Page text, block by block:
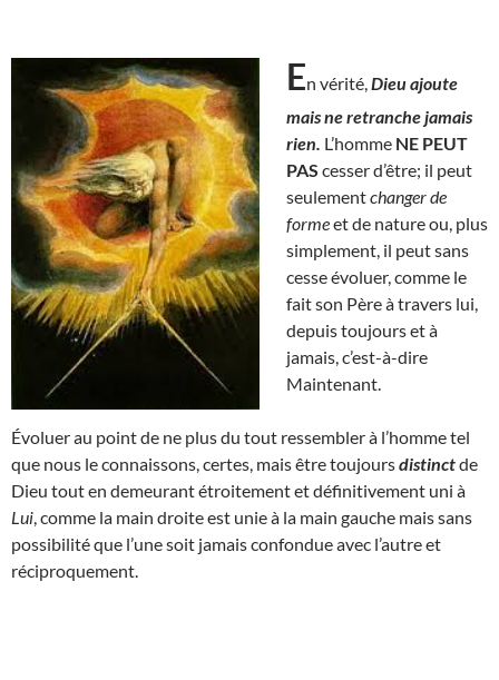
En vérité, Dieu ajoute
mais ne retranche jamais
rien. L’homme NE PEUT
PAS cesser d’être; il peut
seulementchanger de
formeet de nature ou, plus
simplement, il peut sans
cesse évoluer, comme le
fait son Père à travers lui,
depuis toujours et à
jamais, c’est-à-dire
Maintenant.
Évoluer au point de ne plus du tout ressembler à l’homme tel
que nous le connaissons, certes, mais être toujoursdistinctde
Dieu tout en demeurant étroitement et définitivement uni à
Lui , comme la main droite est unie à la main gauche mais sans
possibilité que l’une soit jamais confondue avec l’autre et
réciproquement.